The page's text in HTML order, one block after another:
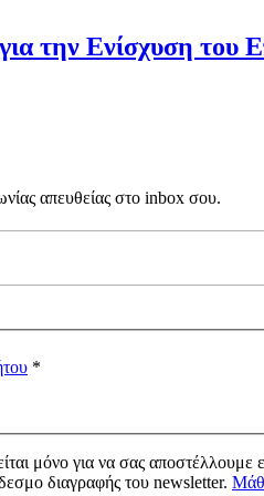
την Ενίσχυση του
απευθείας στο inbox σου.
*
μόνο για να σας αποστέλλουμε
διαγραφής του newsletter.